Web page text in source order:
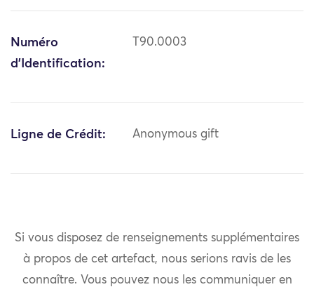
Numéro
d'Identification:
T90.0003
Ligne de Crédit: Anonymous gift
Si vous disposez de renseignements supplémentaires
à propos de cet artefact, nous serions ravis de les
connaître. Vous pouvez nous les communiquer en